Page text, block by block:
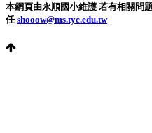
本網頁由永順國小維護 若有相關問
任shooow@ms.tyc.edu.tw